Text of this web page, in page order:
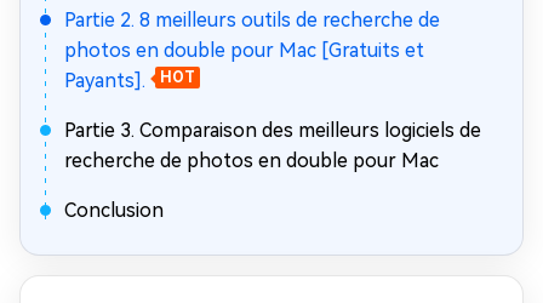
Partie 2. 8 meilleurs outils de recherche de
photos en double pour Mac [Gratuits et
Payants].
HOT
Partie 3. Comparaison des meilleurs logiciels de
recherche de photos en double pour Mac
Conclusion